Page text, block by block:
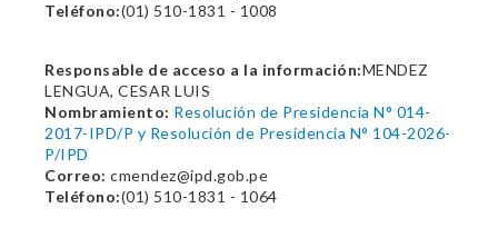
Teléfono:(01) 510-1831 - 1008
Responsable de acceso a la información:MENDEZ
LENGUA, CESAR LUIS
Nombramiento: Resolución de Presidencia N° 014-
2017-IPD/P y Resolución de Presidencia N° 104-2026-
P/IPD
Correo: cmendez@ipd.gob.pe
Teléfono:(01) 510-1831 - 1064